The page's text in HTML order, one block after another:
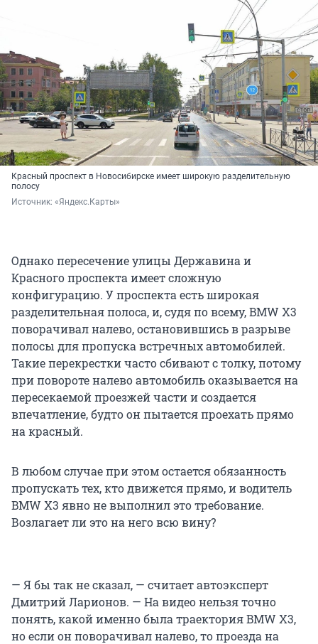
Красный проспект в Новосибирске имеет широкую разделительную
полосу
Источник: «Яндекс.Карты»
Однако пересечение улицы Державина и
Красного проспекта имеет сложную
конфигурацию. У проспекта есть широкая
разделительная полоса, и, судя по всему, BMW X3
поворачивал налево, остановившись в разрыве
полосы для пропуска встречных автомобилей.
Такие перекрестки часто сбивают с толку, потому
при повороте налево автомобиль оказывается на
пересекаемой проезжей части и создается
впечатление, будто он пытается проехать прямо
на красный.
В любом случае при этом остается обязанность
пропускать тех, кто движется прямо, и водитель
BMW X3 явно не выполнил это требование.
Возлагает ли это на него всю вину?
— Я бы так не сказал, — считает автоэксперт
Дмитрий Ларионов. — На видео нельзя точно
понять, какой именно была траектория BMW X3,
но если он поворачивал налево, то проезда на